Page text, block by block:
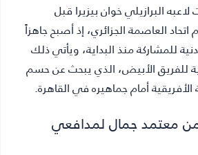
البرازيلي خوان بيزيرا قبل
اتحاد العاصمة الجزائري، إذ أصبح جاهزاً
للمشاركة منذ البداية، ويأتي ذلك
للفريق الأبيض، الذي يبحث عن حسم
أمام جماهيره في القاهرة.
معتمد جمال لمدافعي